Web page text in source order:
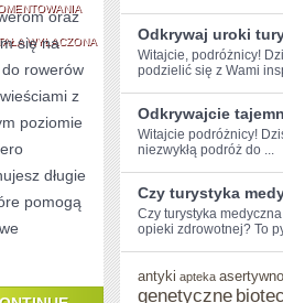
KOLARSTWO
TOROWE
I
TESTY
RECENZJE
WYŁĄCZONA
oraz
się na
rowerów
z
poziomie
długie
pomogą
Odkrywaj uroki
Witajcie, ⁣podróżnicy!
podzielić się z Wami
Odkrywajcie
Witajcie podróżnicy!⁢
niezwykłą podróż do ...
Czy turystyka
Czy turystyka
opieki zdrowotnej?⁣ To
antyki apteka
genetyczne